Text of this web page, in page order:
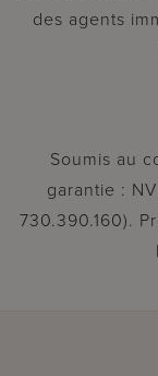
des agents
Soumis au
garantie :
730.390.160).